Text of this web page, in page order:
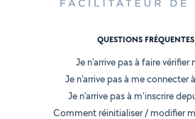
QUESTIONS
Je n'arrive pas à faire
Je n'arrive pas à me connecter
Je n'arrive pas à m'inscrire
Comment réinitialiser / modifier